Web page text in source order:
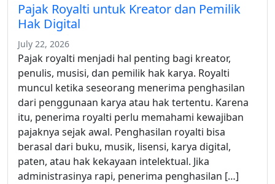
Pajak Royalti untuk Kreator dan Pemilik
Hak Digital
July 22, 2026
Pajak royalti menjadi hal penting bagi kreator,
penulis, musisi, dan pemilik hak karya. Royalti
muncul ketika seseorang menerima penghasilan
dari penggunaan karya atau hak tertentu. Karena
itu, penerima royalti perlu memahami kewajiban
pajaknya sejak awal. Penghasilan royalti bisa
berasal dari buku, musik, lisensi, karya digital,
paten, atau hak kekayaan intelektual. Jika
administrasinya rapi, penerima penghasilan […]